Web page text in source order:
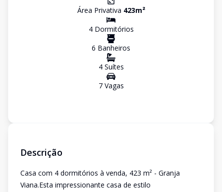
Área Privativa 423m²
4Dormitórios
6 Banheiros
4Suítes
7Vagas
Descrição
Casa com 4 dormitórios à venda, 423 m² - Granja
Viana.Esta impressionante casa de estilo